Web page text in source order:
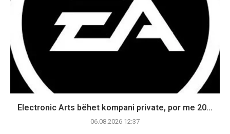
Electronic Arts bëhet kompani private, por me 20...
06.08.2026 12:37